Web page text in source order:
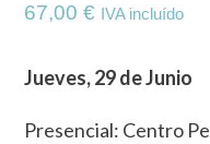
67,00 € IVA incluído
Jueves, 29 de Junio
Presencial: Centro